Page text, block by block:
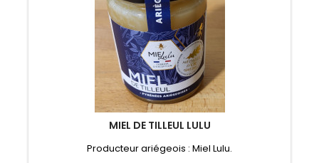
MIEL DE TILLEUL LULU
Producteur ariégeois : Miel Lulu.